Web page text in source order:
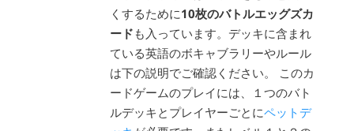
くするために10枚のバトルエッグズカ
ード も入っています。デッキに含まれ
ている英語のボキャブラリーやルール
は下の説明でご確認ください。 このカ
ードゲームのプレイには、１つのバト
ルデッキとプレイヤーごとにペットデ